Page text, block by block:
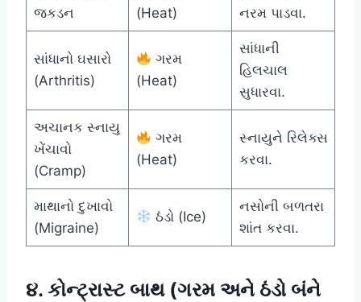
જકડન
(Heat)
નરમ પાડવા.
સાંધાનો ઘસારો
(Arthritis)
ગરમ
(Heat)
સાંધાની
હિલચાલ
સુધારવા.
અચાનક સ્નાયુ
ખેંચાવો
(Cramp)
ગરમ
(Heat)
સ્નાયુને રિલેક્સ
કરવા.
માથાનો દુખાવો
(Migraine)
ઠંડો (Ice)
નસોની બળતરા
શાંત કરવા.
૪. કોન્ટ્રાસ્ટ બાથ (ગરમ અને ઠંડો બંને